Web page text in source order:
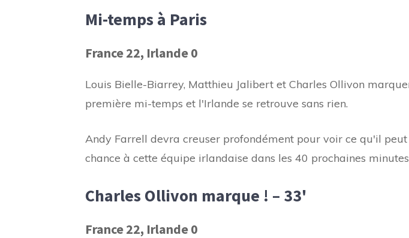
Mi-temps à Paris
France 22, Irlande 0
Louis Bielle-Biarrey, Matthieu Jalibert et Charles Ollivon
première mi-temps et l'Irlande se retrouve sans rien.
Andy Farrell devra creuser profondément pour voir ce qu'il
chance à cette équipe irlandaise dans les 40 prochaines
Charles Ollivon marque ! – 33'
France 22, Irlande 0